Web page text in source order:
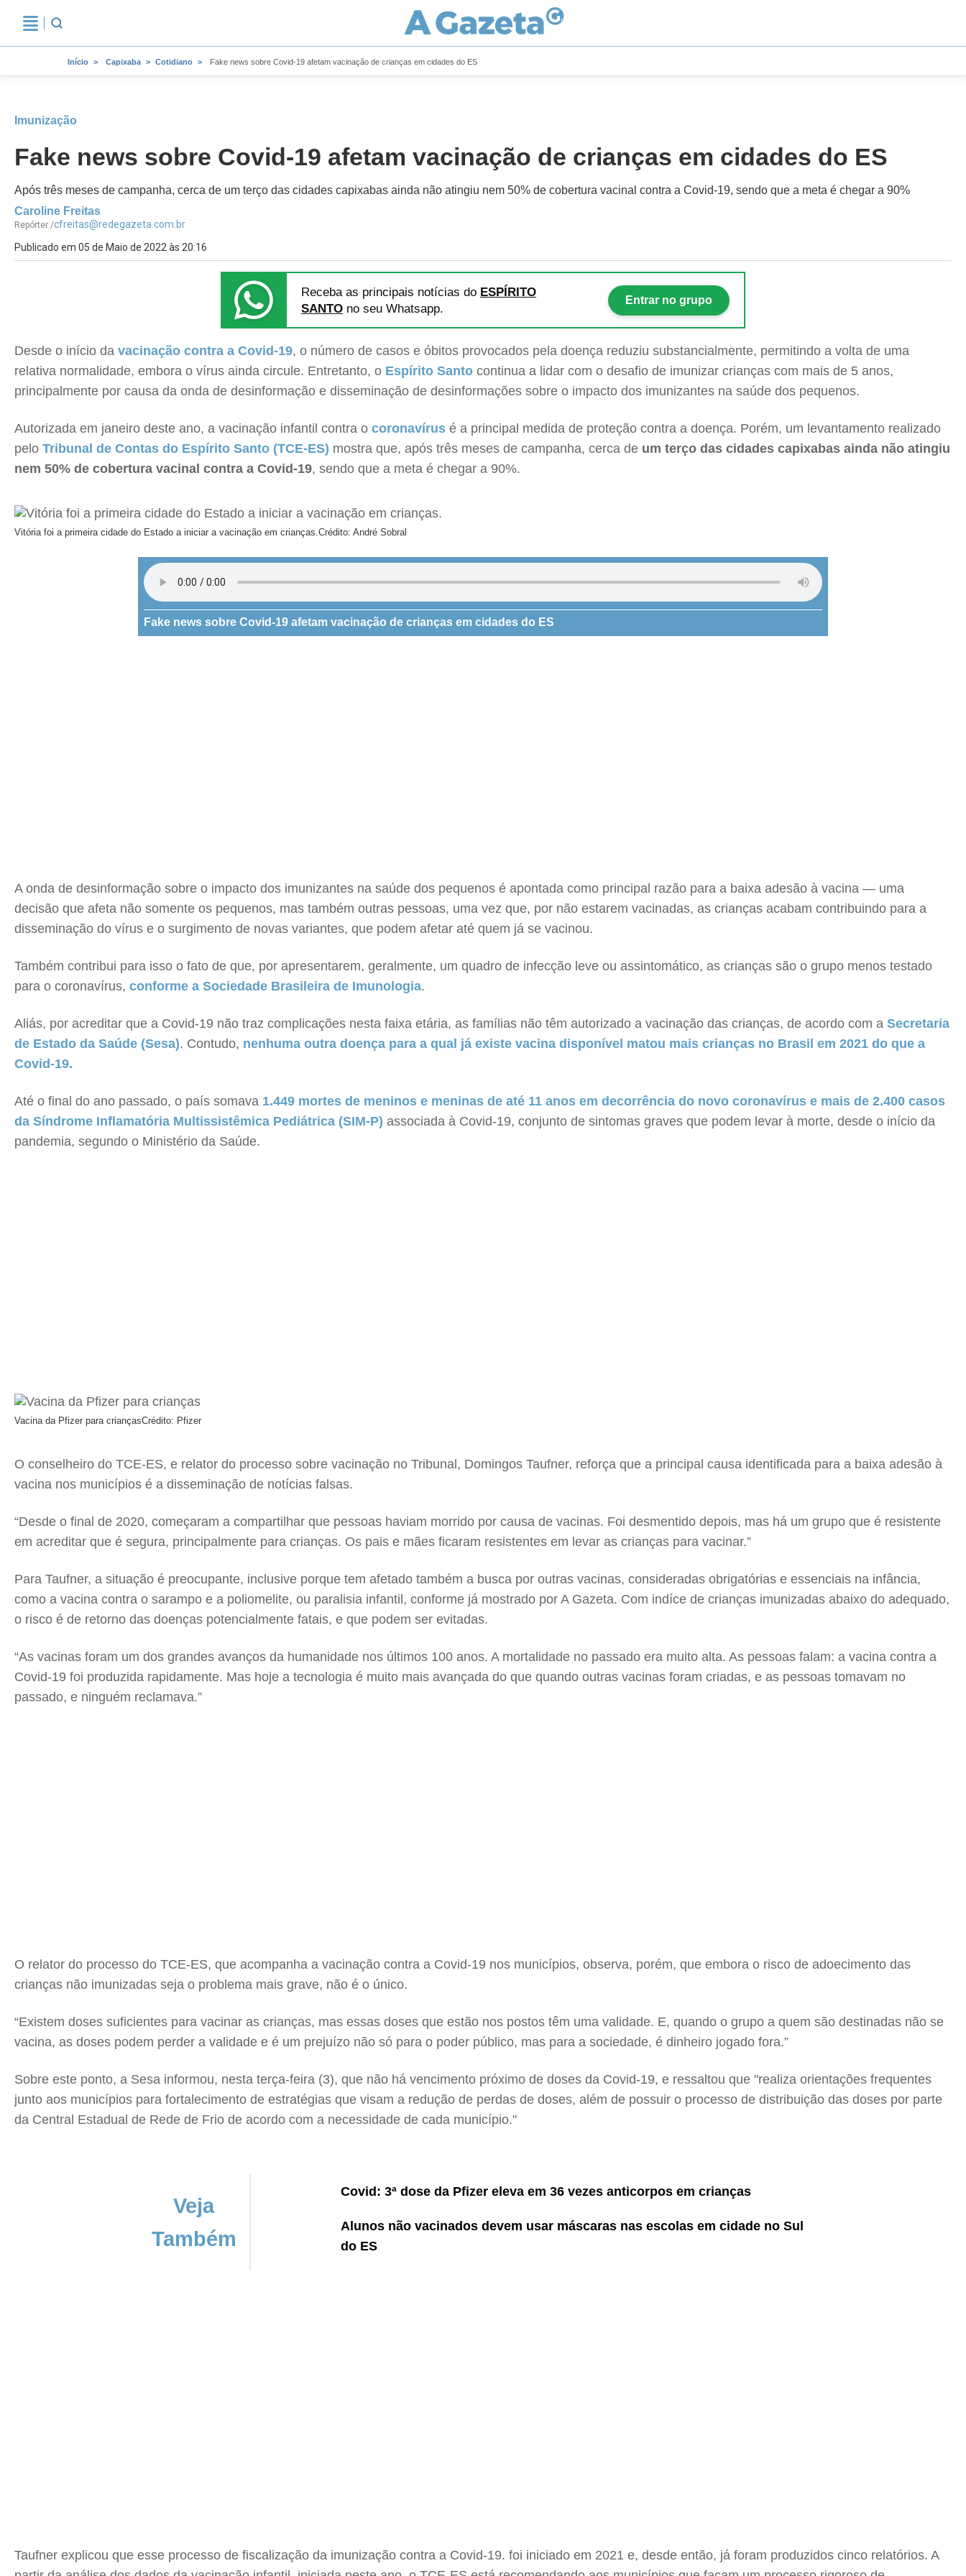
Início Capixaba Cotidiano Fake news sobre Covid-19 afetam vacinação de crianças em cidades do ES
Imunização
Fake news sobre Covid-19 afetam vacinação de crianças em cidades do ES
Após três meses de campanha, cerca de um terço das cidades capixabas ainda não atingiu nem 50% de cobertura vacinal contra a Covid-19, sendo que a meta é chegar a 90%
Caroline Freitas
Repórter /cfreitas@redegazeta.com.br
Publicado em 05 de Maio de 2022 às 20:16
Receba as principais notícias do ESPÍRITO
SANTO no seu Whatsapp.
Entrar no grupo
Desde o início da vacinação contra a Covid-19, o número de casos e óbitos provocados pela doença reduziu substancialmente, permitindo a volta de uma
relativa normalidade, embora o vírus ainda circule. Entretanto, o Espírito Santo continua a lidar com o desafio de imunizar crianças com mais de 5 anos,
principalmente por causa da onda de desinformação e disseminação de desinformações sobre o impacto dos imunizantes na saúde dos pequenos.
Autorizada em janeiro deste ano, a vacinação infantil contra o coronavírus é a principal medida de proteção contra a doença. Porém, um levantamento realizado
pelo Tribunal de Contas do Espírito Santo (TCE-ES) mostra que, após três meses de campanha, cerca de um terço das cidades capixabas ainda não atingiu
nem 50% de cobertura vacinal contra a Covid-19, sendo que a meta é chegar a 90%.
Vitória foi a primeira cidade do Estado a iniciar a vacinação em crianças.Crédito: André Sobral
Fake news sobre Covid-19 afetam vacinação de crianças em cidades do ES
A onda de desinformação sobre o impacto dos imunizantes na saúde dos pequenos é apontada como principal razão para a baixa adesão à vacina — uma
decisão que afeta não somente os pequenos, mas também outras pessoas, uma vez que, por não estarem vacinadas, as crianças acabam contribuindo para a
disseminação do vírus e o surgimento de novas variantes, que podem afetar até quem já se vacinou.
Também contribui para isso o fato de que, por apresentarem, geralmente, um quadro de infecção leve ou assintomático, as crianças são o grupo menos testado
para o coronavírus, conforme a Sociedade Brasileira de Imunologia.
Aliás, por acreditar que a Covid-19 não traz complicações nesta faixa etária, as famílias não têm autorizado a vacinação das crianças, de acordo com a Secretaria
de Estado da Saúde (Sesa). Contudo, nenhuma outra doença para a qual já existe vacina disponível matou mais crianças no Brasil em 2021 do que a
Covid-19.
Até o final do ano passado, o país somava 1.449 mortes de meninos e meninas de até 11 anos em decorrência do novo coronavírus e mais de 2.400 casos
da Síndrome Inflamatória Multissistêmica Pediátrica (SIM-P) associada à Covid-19, conjunto de sintomas graves que podem levar à morte, desde o início da
pandemia, segundo o Ministério da Saúde.
Vacina da Pfizer para criançasCrédito: Pfizer
O conselheiro do TCE-ES, e relator do processo sobre vacinação no Tribunal, Domingos Taufner, reforça que a principal causa identificada para a baixa adesão à
vacina nos municípios é a disseminação de notícias falsas.
“Desde o final de 2020, começaram a compartilhar que pessoas haviam morrido por causa de vacinas. Foi desmentido depois, mas há um grupo que é resistente
em acreditar que é segura, principalmente para crianças. Os pais e mães ficaram resistentes em levar as crianças para vacinar.”
Para Taufner, a situação é preocupante, inclusive porque tem afetado também a busca por outras vacinas, consideradas obrigatórias e essenciais na infância,
como a vacina contra o sarampo e a poliomelite, ou paralisia infantil, conforme já mostrado por A Gazeta. Com indíce de crianças imunizadas abaixo do adequado,
o risco é de retorno das doenças potencialmente fatais, e que podem ser evitadas.
“As vacinas foram um dos grandes avanços da humanidade nos últimos 100 anos. A mortalidade no passado era muito alta. As pessoas falam: a vacina contra a
Covid-19 foi produzida rapidamente. Mas hoje a tecnologia é muito mais avançada do que quando outras vacinas foram criadas, e as pessoas tomavam no
passado, e ninguém reclamava.”
O relator do processo do TCE-ES, que acompanha a vacinação contra a Covid-19 nos municípios, observa, porém, que embora o risco de adoecimento das
crianças não imunizadas seja o problema mais grave, não é o único.
“Existem doses suficientes para vacinar as crianças, mas essas doses que estão nos postos têm uma validade. E, quando o grupo a quem são destinadas não se
vacina, as doses podem perder a validade e é um prejuízo não só para o poder público, mas para a sociedade, é dinheiro jogado fora.”
Sobre este ponto, a Sesa informou, nesta terça-feira (3), que não há vencimento próximo de doses da Covid-19, e ressaltou que "realiza orientações frequentes
junto aos municípios para fortalecimento de estratégias que visam a redução de perdas de doses, além de possuir o processo de distribuição das doses por parte
da Central Estadual de Rede de Frio de acordo com a necessidade de cada município."
Veja
Também
Covid: 3ª dose da Pfizer eleva em 36 vezes anticorpos em crianças
Alunos não vacinados devem usar máscaras nas escolas em cidade no Sul
do ES
Taufner explicou que esse processo de fiscalização da imunização contra a Covid-19. foi iniciado em 2021 e, desde então, já foram produzidos cinco relatórios. A